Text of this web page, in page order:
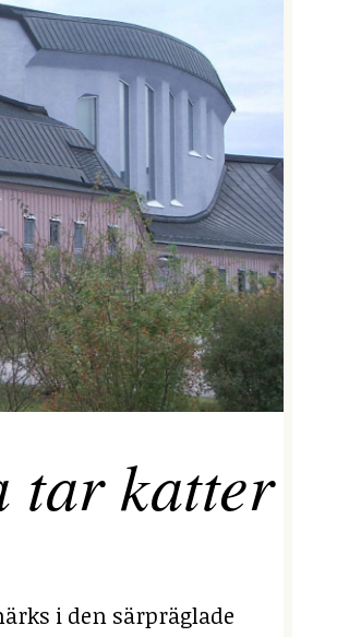
tar katter
i den särpräglade